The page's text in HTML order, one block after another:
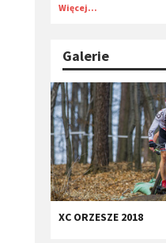
Więcej...
Galerie
XC ORZESZE 2018